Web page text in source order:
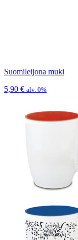
Suomileijona muki
5,90 € alv. 0%